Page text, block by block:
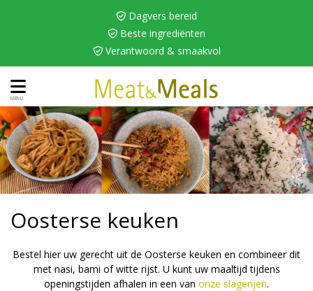
 Dagvers bereid
 Beste ingrediënten
 Verantwoord & smaakvol
MENU
Oosterse keuken
Bestel hier uw gerecht uit de Oosterse keuken en combineer dit
met nasi, bami of witte rijst. U kunt uw maaltijd tijdens
openingstijden afhalen in een van onze slagerijen.